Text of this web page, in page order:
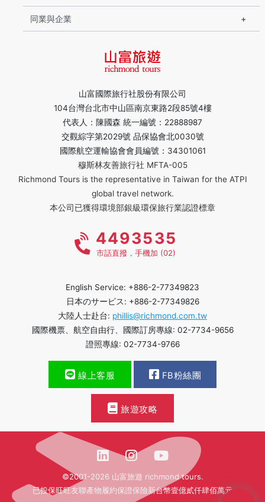
山富國際旅行社股份有限公司
104台灣台北市中山區南京東路2段85號4樓
代表人：陳國森 統一編號：22888987
交觀綜字第2029號 品保協會北0030號
國際航空運輸協會會員編號：34301061
穆斯林友善旅行社 MFTA-005
Richmond Tours is the representative in Taiwan for the ATPI
global travel network.
本公司已獲得環境部銀級環保旅行業認證標章
同業與企業
4493535
市話直撥，手機加 (02)
English Service: +886-2-77349823
日本のサービス: +886-2-77349826
大陸人士赴台: phillis@richmond.com.tw
國際機票、航空自由行、國際訂房專線: 02-7734-9656
證照專線: 02-7734-9766
線上客服 FB粉絲團
旅遊攻略
©2001-2026 山富旅遊 richmond tours.
已投保旺旺友聯產物履約保證保險新台幣壹億貳仟肆佰萬元